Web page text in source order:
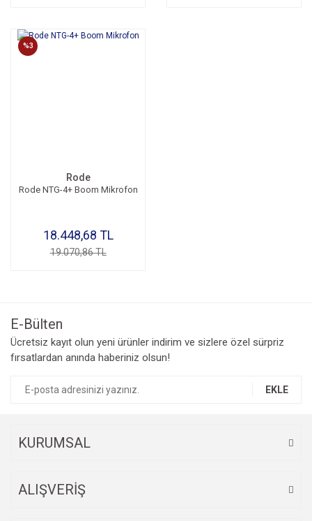
%3
Rode
Rode NTG-4+ Boom Mikrofon
18.448,68 TL
19.070,86 TL
E-Bülten
Ücretsiz kayıt olun yeni ürünler indirim ve sizlere özel sürpriz
fırsatlardan anında haberiniz olsun!
EKLE
KURUMSAL
ALIŞVERİŞ